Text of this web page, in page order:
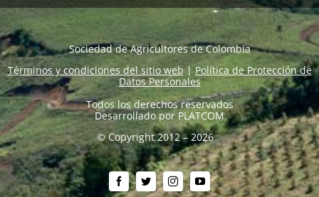
Sociedad de Agricultores de Colombia
Términos y condiciones del sitio web|Política de Protección de
Datos Personales
Todos los derechos reservados
Desarrollado por PLATCOM
© Copyright 2012 – 2026